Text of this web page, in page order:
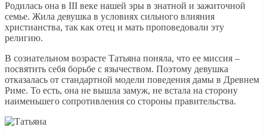
Родилась она в III веке нашей эры в знатной и зажиточной
семье. Жила девушка в условиях сильного влияния
христианства, так как отец и мать проповедовали эту
религию.
В сознательном возрасте Татьяна поняла, что ее миссия –
посвятить себя борьбе с язычеством. Поэтому девушка
отказалась от стандартной модели поведения дамы в Древнем
Риме. То есть, она не вышла замуж, не встала на сторону
наименьшего сопротивления со стороны правительства.